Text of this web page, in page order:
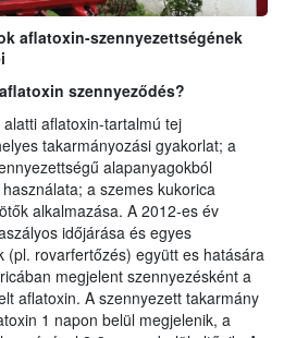
aflatoxin-szennyezettségének
szennyeződés?
aflatoxin-tartalmú tej
takarmányozási gyakorlat; a
alapanyagokból
a szemes kukorica
alkalmazása. A 2012-es év
időjárása és egyes
(pl. rovarfertőzés) együtt es hatására
megjelent szennyezésként a
aflatoxin. A szennyezett takarmány
1 napon belül megjelenik, a